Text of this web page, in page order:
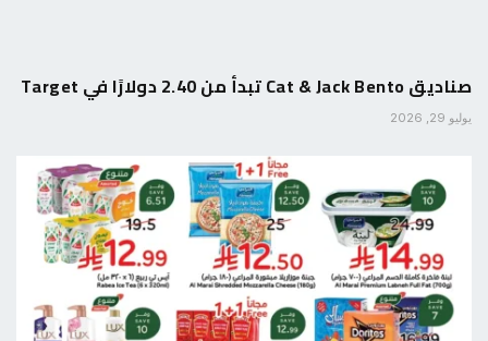
صناديق Cat & Jack Bento تبدأ من 2.40 دولارًا في Target
يوليو 29, 2026